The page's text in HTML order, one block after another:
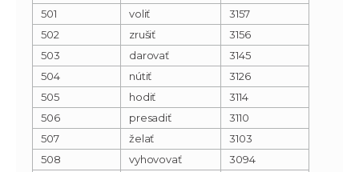
501
voliť
3157
502
zrušiť
3156
503
darovať
3145
504
nútiť
3126
505
hodiť
3114
506
presadiť
3110
507
želať
3103
508
vyhovovať
3094